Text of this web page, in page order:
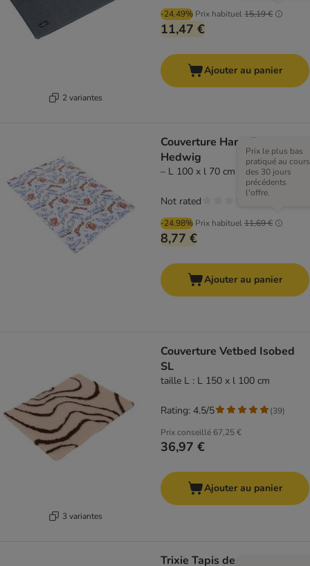
2 variantes
-24.49% Prix habituel15,19 €
11,47 €
Ajouter au panier
Couverture Harry Potter
Hedwig
– L 100 x l 70 cm
-24.98% Prix habituel11,69 €
Prix le plus bas
pratiqué au cours
des 30 jours
précédents
l'offre.
8,77 €
Not rated
Ajouter au panier
3 variantes
Couverture Vetbed Isobed
SL
taille L : L 150 x l 100 cm
Prix conseillé 67,25 €
36,97 €
Rating: 4.5/5 (39)
Ajouter au panier
Trixie Tapis de repos